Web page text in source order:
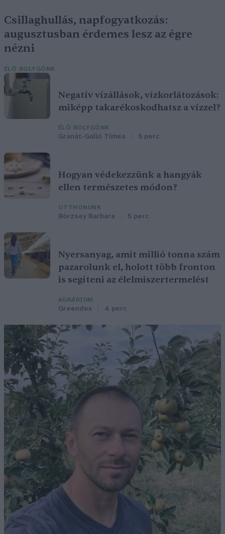
Csillaghullás, napfogyatkozás:
augusztusban érdemes lesz az égre
nézni
ÉLŐ BOLYGÓNK
Negatív vízállások, vízkorlátozások:
miképp takarékoskodhatsz a vízzel?
ÉLŐ BOLYGÓNK
Granát-Galló Tímea 5 perc
Hogyan védekezzünk a hangyák
ellen természetes módon?
OTTHONUNK
Börzsey Barbara 5 perc
Nyersanyag, amit millió tonna szám
pazarolunk el, holott több fronton
is segíteni az élelmiszertermelést
AGRÁRIUM
Greendex 4 perc